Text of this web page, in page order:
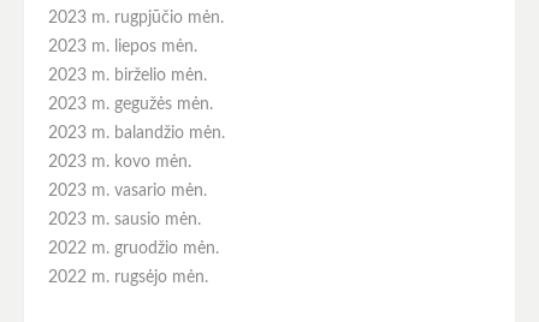
2023 m. rugpjūčio mėn.
2023 m. liepos mėn.
2023 m. birželio mėn.
2023 m. gegužės mėn.
2023 m. balandžio mėn.
2023 m. kovo mėn.
2023 m. vasario mėn.
2023 m. sausio mėn.
2022 m. gruodžio mėn.
2022 m. rugsėjo mėn.